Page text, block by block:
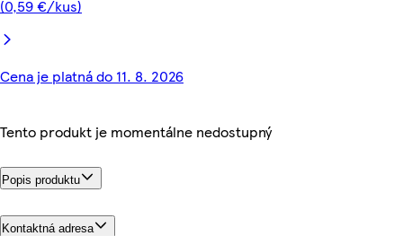
(0,59 €/kus)
Cena je platná do 11. 8. 2026
Tento produkt je momentálne nedostupný
Popis produktu
Kontaktná adresa